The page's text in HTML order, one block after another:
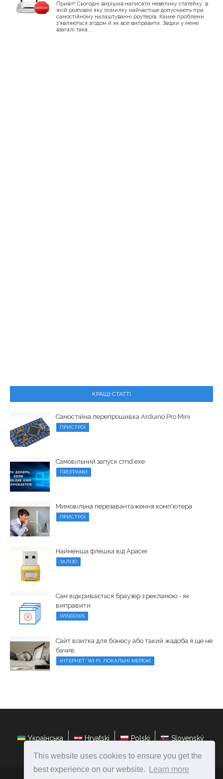
This website uses cookies to ensure you get the
best experience on our website.
Learn more
Привіт! Сьогодні вирішив написати невелику статейку, в
якій розповім яку помилку найчастіше допускають при
самостійному налаштуванні роутерів. Каике проблеми
з'являються згодом й як все виправити. Звідки у мене
взагалі така...
КРАЩІ СТАТТІ
Самостійна перепрошивка Arduino Pro Mini
ПРИСТРОЇ
Самовільний запуск cmd.exe
ПРОГРАМИ
Мимовільна перезавантаження комп'ютера
ПРИСТРОЇ
Найменша флешка від Apacer
ЗАЛІЗО
Сам відкривається браузер з рекламою - як
виправити
WINDOWS
Сайт візитка для бізнесу або такий жадоба я ще не
бачив
ІНТЕРНЕТ, WI-FI, ЛОКАЛЬНІ МЕРЕЖІ
Українська Hrvatski Polski Slovenský